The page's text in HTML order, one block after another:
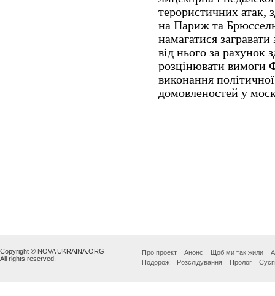
Copyright © NOVA UKRAINA.ORG
All rights reserved.
Про проект Анонс Щоб ми так жили
Подорож
Розслідування Пролог